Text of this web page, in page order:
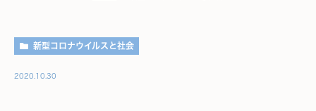
新型コロナウイルスと社会
2020.10.30